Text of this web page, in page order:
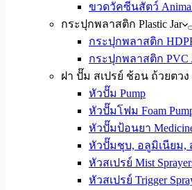
ขวดวัคซีนสัตว์ Animal
กระปุกพลาสติก Plastic Jar
กระปุกพลาสติก
กระปุกพลาสติก PVC
ฝา ปั๊ม สเปรย์ ช้อน ถ้วยตวง
หัวปั๊ม Pump
หัวปั๊มโฟม Foam
หัวปั๊มป้อนยา
หัวปั๊มชุบ, อลูมิเนียม, ส
หัวสเปรย์ Mist
หัวสเปรย์ Trigger